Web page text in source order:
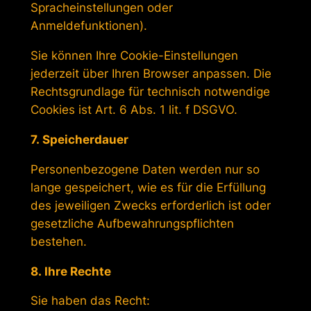
Spracheinstellungen oder
Anmeldefunktionen).
Sie können Ihre Cookie-Einstellungen
jederzeit über Ihren Browser anpassen. Die
Rechtsgrundlage für technisch notwendige
Cookies ist Art. 6 Abs. 1 lit. f DSGVO.
7. Speicherdauer
Personenbezogene Daten werden nur so
lange gespeichert, wie es für die Erfüllung
des jeweiligen Zwecks erforderlich ist oder
gesetzliche Aufbewahrungspflichten
bestehen.
8. Ihre Rechte
Sie haben das Recht: